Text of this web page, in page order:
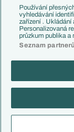
Juventus FC
Bayern Mnichov
FC Barcelona
Real Madrid
Copyright © 2001-2026
Používání
vyhledávání
zařízení . Ukládání
Personalizovaná
průzkum publika a
Seznam